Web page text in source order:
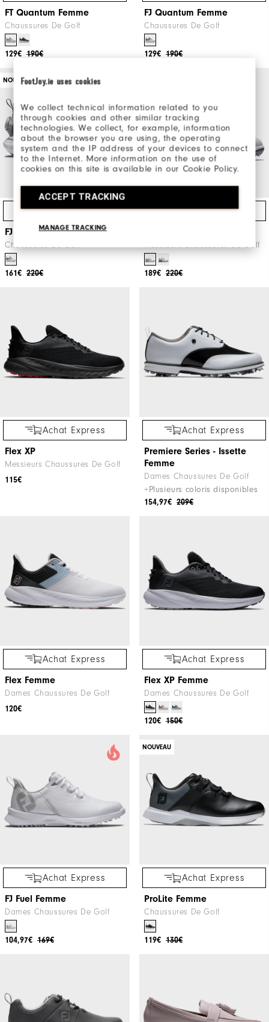
FootJoy.ie uses cookies
We collect technical information related to you
through cookies and other similar tracking
technologies. We collect, for example, information
about the browser you are using, the operating
system and the IP address of your devices to connect
to the Internet. More information on the use of
cookies on this site is available in our Cookie Policy.
ACCEPT TRACKING
MANAGE TRACKING
FT Quantum Femme
Chaussures De Golf
190€
129€
FJ Quantum Femme
Chaussures De Golf
190€
129€
NOUVEAU EN PROMO
Achat Express
FJ Quantum BOA Femme
Chaussures De Golf
220€
161€
Achat Express
Messieurs Chaussures De Golf
220€
189€
Achat Express
Flex XP
Messieurs Chaussures De Golf
115€
Achat Express
Premiere Series - Issette
Femme
Dames Chaussures De Golf
+Plusieurs coloris disponibles
209€
154,97€
Achat Express
Flex Femme
Dames Chaussures De Golf
120€
Achat Express
Flex XP Femme
Dames Chaussures De Golf
150€
120€
Achat Express
FJ Fuel Femme
Dames Chaussures De Golf
169€
104,97€
NOUVEAU
Achat Express
ProLite Femme
Chaussures De Golf
130€
119€